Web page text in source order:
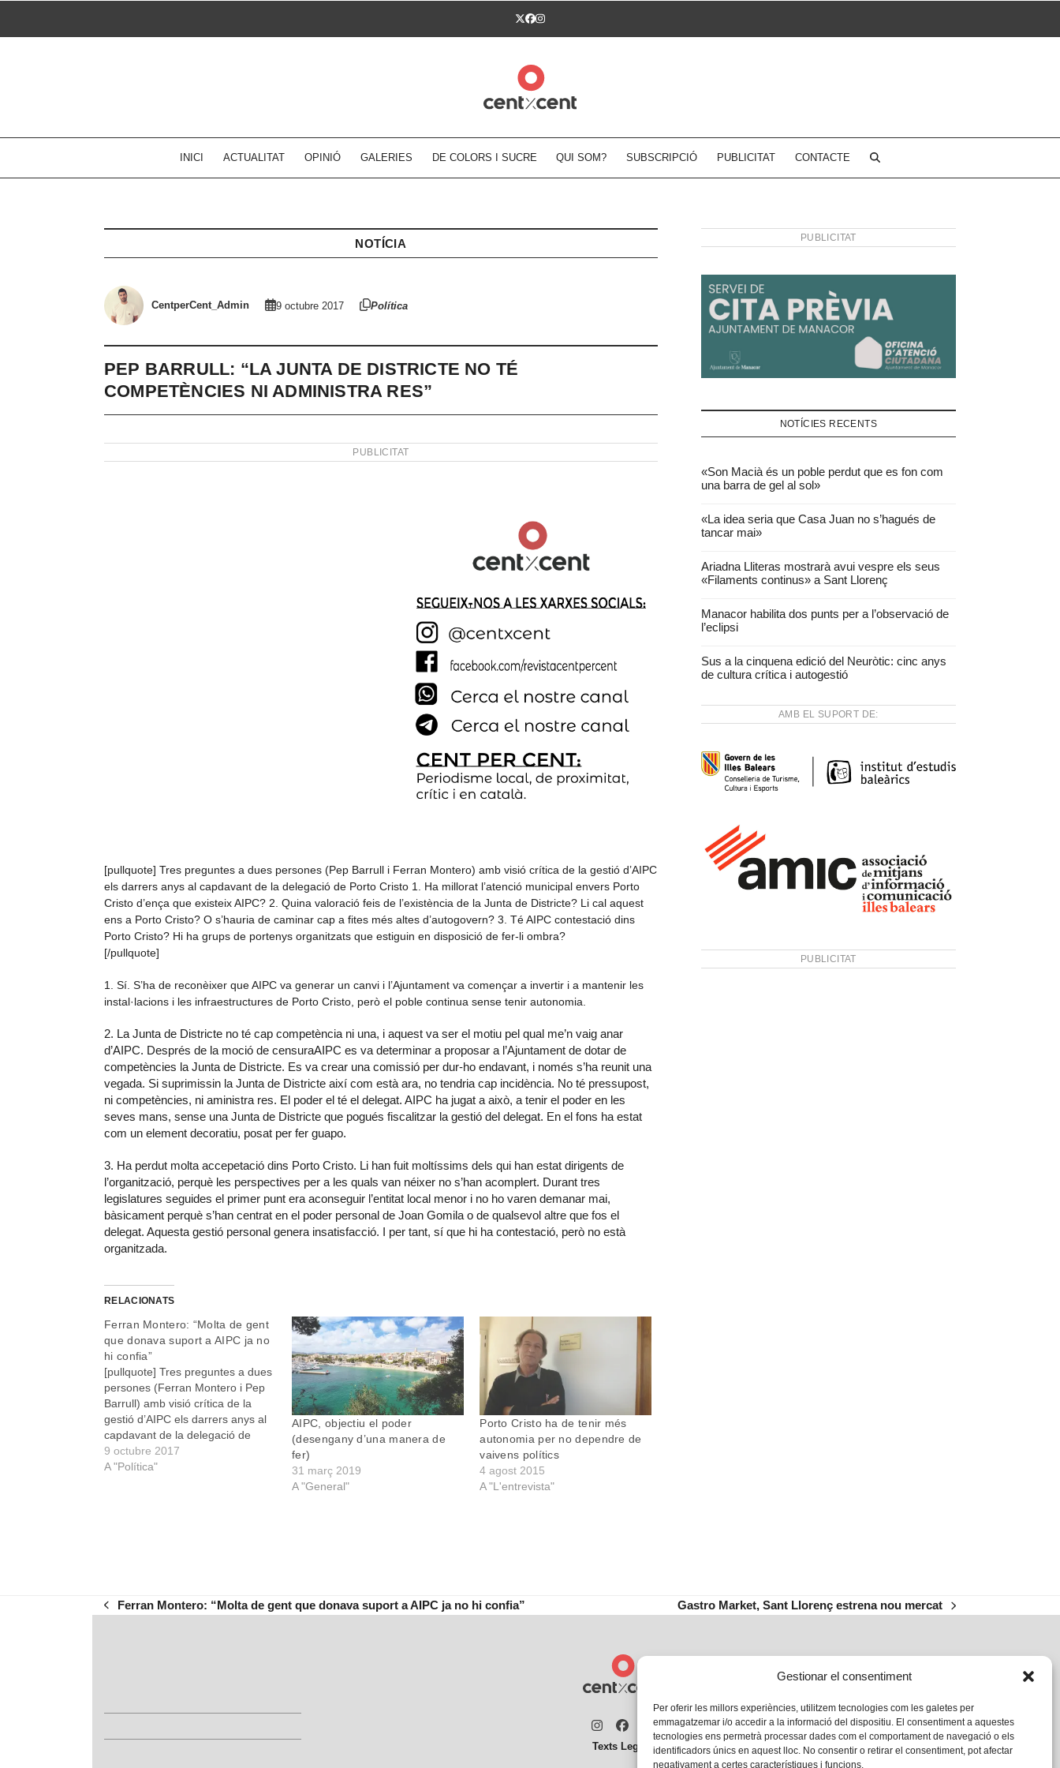
Gestionar el consentiment
Per oferir les millors experiències, utilitzem tecnologies com les galetes per
emmagatzemar i/o accedir a la informació del dispositiu. El consentiment a aquestes
tecnologies ens permetrà processar dades com el comportament de navegació o els
identificadors únics en aquest lloc. No consentir o retirar el consentiment, pot afectar
negativament a certes característiques i funcions.
Twitter
Facebook
Instagram
INICI ACTUALITAT OPINIÓ GALERIES DE COLORS I SUCRE QUI SOM? SUBSCRIPCIÓ PUBLICITAT CONTACTE
NOTÍCIA
CentperCent_Admin 9 octubre 2017 Política
PEP BARRULL: “LA JUNTA DE DISTRICTE NO TÉ
COMPETÈNCIES NI ADMINISTRA RES”
PUBLICITAT
[pullquote] Tres preguntes a dues persones (Pep Barrull i Ferran Montero) amb visió crítica de la gestió d’AIPC
els darrers anys al capdavant de la delegació de Porto Cristo 1. Ha millorat l’atenció municipal envers Porto
Cristo d’ença que existeix AIPC? 2. Quina valoració feis de l’existència de la Junta de Districte? Li cal aquest
ens a Porto Cristo? O s’hauria de caminar cap a fites més altes d’autogovern? 3. Té AIPC contestació dins
Porto Cristo? Hi ha grups de portenys organitzats que estiguin en disposició de fer-li ombra?
[/pullquote]
1. Sí. S’ha de reconèixer que AIPC va generar un canvi i l’Ajuntament va començar a invertir i a mantenir les
instal·lacions i les infraestructures de Porto Cristo, però el poble continua sense tenir autonomia.
2. La Junta de Districte no té cap competència ni una, i aquest va ser el motiu pel qual me’n vaig anar
d’AIPC. Després de la moció de censuraAIPC es va determinar a proposar a l’Ajuntament de dotar de
competències la Junta de Districte. Es va crear una comissió per dur-ho endavant, i només s’ha reunit una
vegada. Si suprimissin la Junta de Districte així com està ara, no tendria cap incidència. No té pressupost,
ni competències, ni aministra res. El poder el té el delegat. AIPC ha jugat a això, a tenir el poder en les
seves mans, sense una Junta de Districte que pogués fiscalitzar la gestió del delegat. En el fons ha estat
com un element decoratiu, posat per fer guapo.
3. Ha perdut molta accepetació dins Porto Cristo. Li han fuit moltíssims dels qui han estat dirigents de
l’organització, perquè les perspectives per a les quals van néixer no s’han acomplert. Durant tres
legislatures seguides el primer punt era aconseguir l’entitat local menor i no ho varen demanar mai,
bàsicament perquè s’han centrat en el poder personal de Joan Gomila o de qualsevol altre que fos el
delegat. Aquesta gestió personal genera insatisfacció. I per tant, sí que hi ha contestació, però no està
organitzada.
RELACIONATS
Ferran Montero: “Molta de gent
que donava suport a AIPC ja no
hi confia”
[pullquote] Tres preguntes a dues
persones (Ferran Montero i Pep
Barrull) amb visió crítica de la
gestió d’AIPC els darrers anys al
capdavant de la delegació de
Porto Cristo 1. Ha millorat
l’atenció municipal envers Porto
9 octubre 2017
A "Política"
AIPC, objectiu el poder
(desengany d’una manera de
fer)
31 març 2019
A "General"
Porto Cristo ha de tenir més
autonomia per no dependre de
vaivens polítics
4 agost 2015
A "L'entrevista"
PUBLICITAT
NOTÍCIES RECENTS
«Son Macià és un poble perdut que es fon com
una barra de gel al sol»
«La idea seria que Casa Juan no s’hagués de
tancar mai»
Ariadna Lliteras mostrarà avui vespre els seus
«Filaments continus» a Sant Llorenç
Manacor habilita dos punts per a l’observació de
l’eclipsi
Sus a la cinquena edició del Neuròtic: cinc anys
de cultura crítica i autogestió
AMB EL SUPORT DE:
PUBLICITAT
previous
Ferran Montero: “Molta de gent que donava suport a AIPC ja no hi confia”
next
Gastro Market, Sant Llorenç estrena nou mercat
Instagram
Facebook
Twitter
Texts Legals